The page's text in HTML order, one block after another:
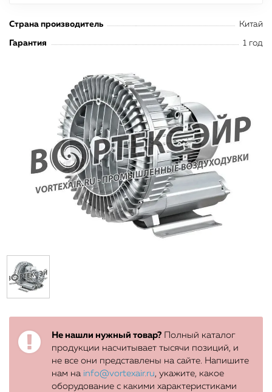
Страна производитель Китай
Гарантия 1 год
Не нашли нужный товар? Полный каталог
продукции насчитывает тысячи позиций, и
не все они представлены на сайте. Напишите
нам на info@vortexair.ru, укажите, какое
оборудование с какими характеристиками